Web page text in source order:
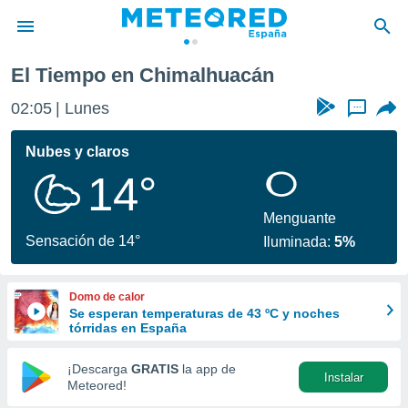
de
por
se
calidad.
a este
las
y
forma
digital
basada
El Tiempo en Chimalhuacán
02:05 Lunes ...
Nubes y claros
14°
Sensación de 14°
Menguante
Iluminada:5%
Domo de calor
Se esperan temperaturas de 43 ºC y noches
tórridas en España
¡Descarga GRATIS la app de
Meteored!
Instalar